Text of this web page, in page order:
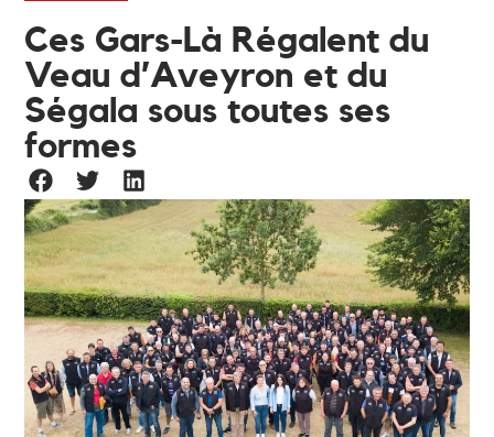
Ces Gars-Là Régalent du
Veau d’Aveyron et du
Ségala sous toutes ses
formes